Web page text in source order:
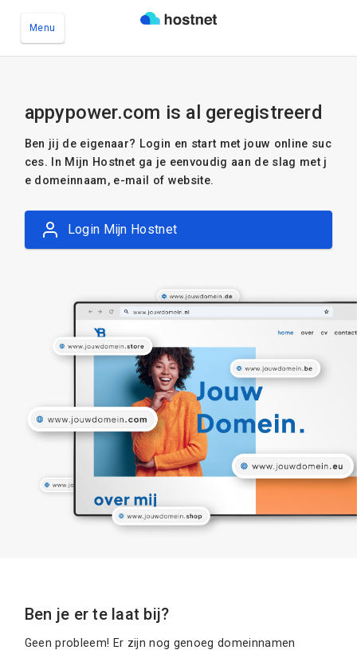
Menu
appypower.com is al geregistreerd
Ben jij de eigenaar? Login en start met jouw online suc
ces. In Mijn Hostnet ga je eenvoudig aan de slag met j
e domeinnaam, e-mail of website.
Login Mijn Hostnet
Ben je er te laat bij?
Geen probleem! Er zijn nog genoeg domeinnamen